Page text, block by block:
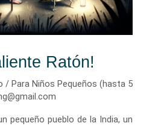
Ratón!
/ Para Niños Pequeños (hasta 5
pequeño pueblo de la India, un